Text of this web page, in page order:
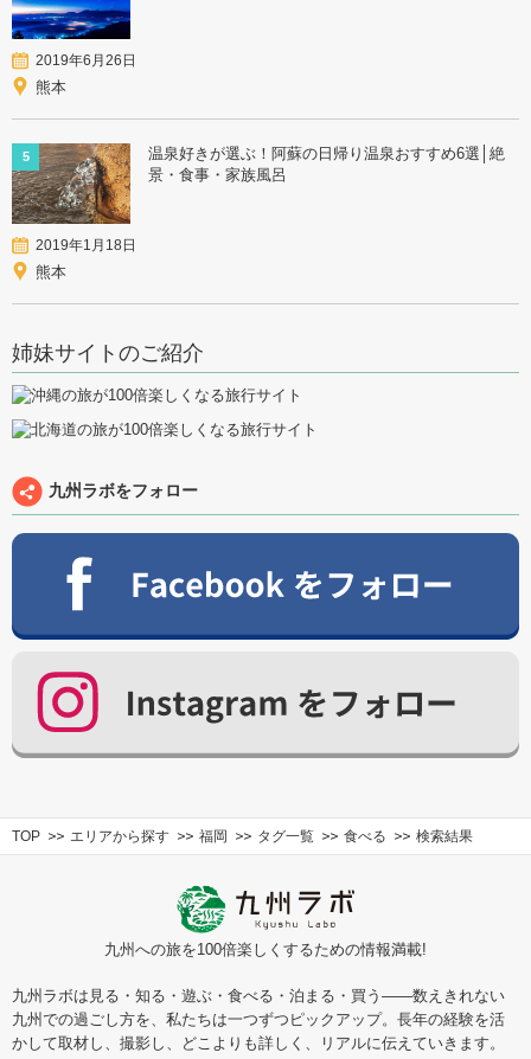
2019年6月26日
熊本
5
温泉好きが選ぶ！阿蘇の日帰り温泉おすすめ6選│絶
景・食事・家族風呂
2019年1月18日
熊本
姉妹サイトのご紹介
九州ラボをフォロー
TOP エリアから探す 福岡 タグ一覧 食べる 検索結果
九州への旅を100倍楽しくするための情報満載!
九州ラボは見る・知る・遊ぶ・食べる・泊まる・買う――数えきれない
九州での過ごし方を、私たちは一つずつピックアップ。長年の経験を活
かして取材し、撮影し、どこよりも詳しく、リアルに伝えていきます。